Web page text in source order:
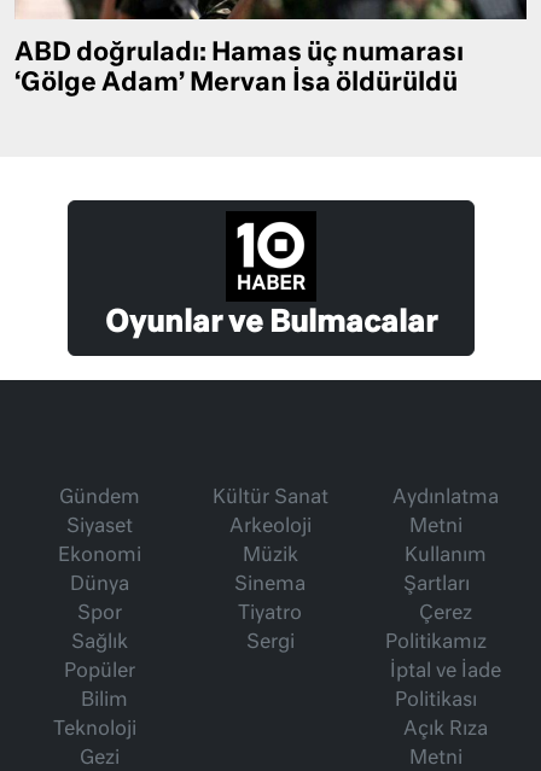
ABD doğruladı: Hamas üç numarası
‘Gölge Adam’ Mervan İsa öldürüldü
Oyunlar ve Bulmacalar
Gündem
Siyaset
Ekonomi
Dünya
Spor
Sağlık
Popüler
Bilim
Teknoloji
Gezi
Kültür Sanat
Arkeoloji
Müzik
Sinema
Tiyatro
Sergi
Aydınlatma
Metni
Kullanım
Şartları
Çerez
Politikamız
İptal ve İade
Politikası
Açık Rıza
Metni